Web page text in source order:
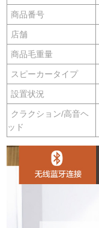
商品番号
店舗
商品毛重量
スピーカータイプ
設置状況
クラクション/高音ヘ
ッド